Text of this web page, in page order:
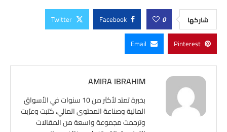
شاركها 0
Facebook
Twitter
Pinterest
Email
AMIRA IBRAHIM
بخبرة تمتد لأكثر من 10 سنوات في الأسواق
المالية وصناعة المحتوى المالي، كتبت وعرّبت
وترجمت مجموعة واسعة من المقالات